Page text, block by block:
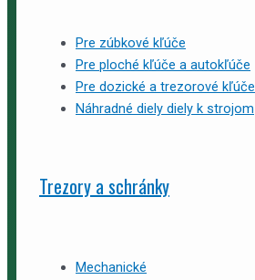
Pre zúbkové kľúče
Pre ploché kľúče a autokľúče
Pre dozické a trezorové kľúče
Náhradné diely diely k strojom
Trezory a schránky
Mechanické